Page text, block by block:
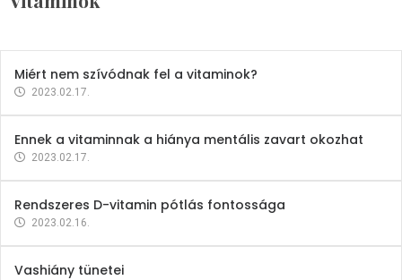
2023.02.27.
Miért nem szívódnak fel a vitaminok?
2023.02.17.
Ennek a vitaminnak a hiánya mentális zavart okozhat
2023.02.17.
Rendszeres D-vitamin pótlás fontossága
2023.02.16.
Vashiány tünetei